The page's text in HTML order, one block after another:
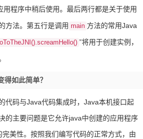
用程序中稍后使用。最后两行都是关于使用
方法。第五行是调用 main 方法的常用Java
”将用于创建实例，
如此简单？
代码与Java代码集成时，Java本机接口起
的主要问题是它允许java中创建的应用程序
美性。按照我们编写代码的正常方式，由